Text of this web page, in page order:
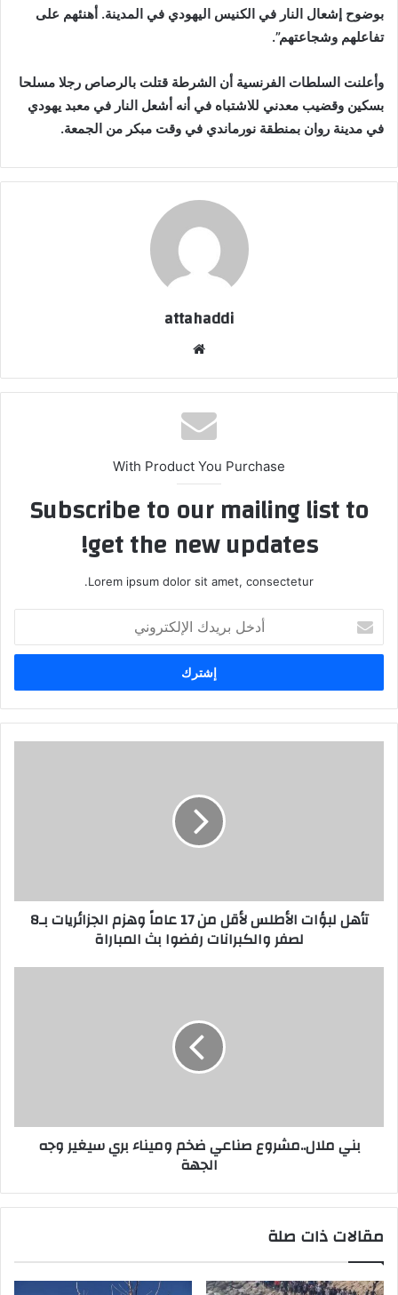
بوضوح إشعال النار في الكنيس اليهودي في المدينة. أهنئهم على
تفاعلهم وشجاعتهم”.
وأعلنت السلطات الفرنسية أن الشرطة قتلت بالرصاص رجلا مسلحا
بسكين وقضيب معدني للاشتباه في أنه أشعل النار في معبد يهودي
في مدينة روان بمنطقة نورماندي في وقت مبكر من الجمعة.
attahaddi
With Product You Purchase
Subscribe to our mailing list to
get the new updates!
Lorem ipsum dolor sit amet, consectetur.
بريدك
الإلكتروني
تأهل لبؤات الأطلس لأقل من 17 عاماً وهزم الجزائريات بـ8
لصفر والكبرانات رفضوا بث المباراة
بني ملال..مشروع صناعي ضخم وميناء بري سيغير وجه
الجهة
مقالات ذات صلة